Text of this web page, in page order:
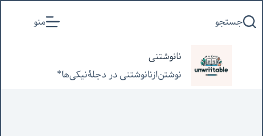
به
جستجو منو
نانوشتنی
نوشتن‌از‌نانوشتنی‌ در‌ دجلۀنیکی‌ها*